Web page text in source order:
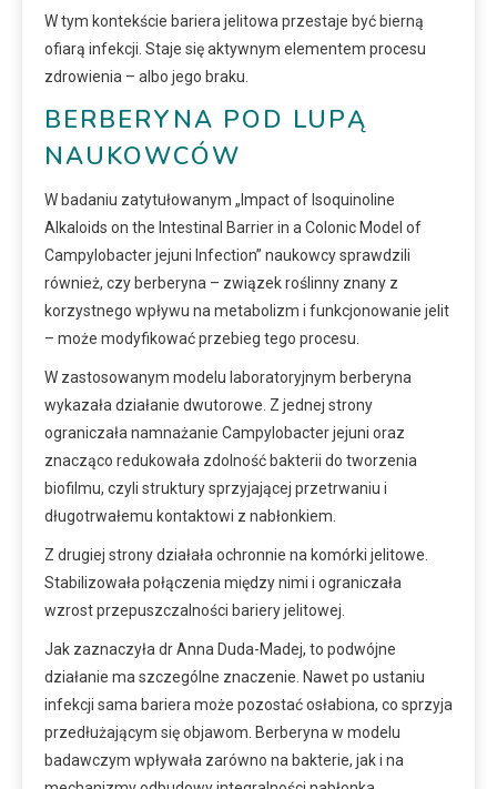
W tym kontekście bariera jelitowa przestaje być bierną
ofiarą infekcji. Staje się aktywnym elementem procesu
zdrowienia – albo jego braku.
BERBERYNA POD LUPĄ
NAUKOWCÓW
W badaniu zatytułowanym „Impact of Isoquinoline
Alkaloids on the Intestinal Barrier in a Colonic Model of
Campylobacter jejuni Infection” naukowcy sprawdzili
również, czy berberyna – związek roślinny znany z
korzystnego wpływu na metabolizm i funkcjonowanie jelit
– może modyfikować przebieg tego procesu.
W zastosowanym modelu laboratoryjnym berberyna
wykazała działanie dwutorowe. Z jednej strony
ograniczała namnażanie Campylobacter jejuni oraz
znacząco redukowała zdolność bakterii do tworzenia
biofilmu, czyli struktury sprzyjającej przetrwaniu i
długotrwałemu kontaktowi z nabłonkiem.
Z drugiej strony działała ochronnie na komórki jelitowe.
Stabilizowała połączenia między nimi i ograniczała
wzrost przepuszczalności bariery jelitowej.
Jak zaznaczyła dr Anna Duda-Madej, to podwójne
działanie ma szczególne znaczenie. Nawet po ustaniu
infekcji sama bariera może pozostać osłabiona, co sprzyja
przedłużającym się objawom. Berberyna w modelu
badawczym wpływała zarówno na bakterie, jak i na